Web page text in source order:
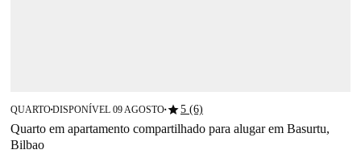
QUARTO■DISPONÍVEL 09 AGOSTO■star5 (6)
Quarto em apartamento compartilhado para alugar em Basurtu,
Bilbao